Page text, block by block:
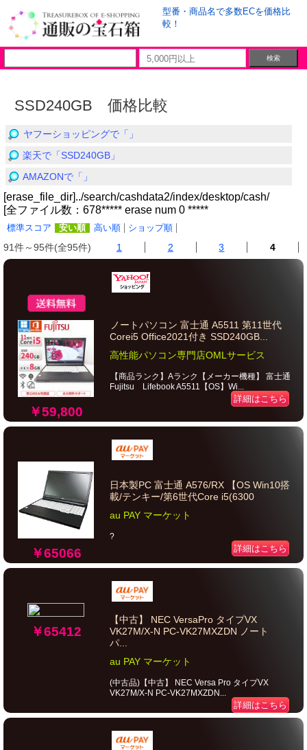
型番・商品名で多数ECを価格比
較！
SSD240GB 価格比較
ヤフーショッピングで「」
楽天で「SSD240GB」
AMAZONで「」
[erase_file_dir]../search/cashdata2/index/desktop/cash/
[全ファイル数：678***** erase num 0 *****
標準スコア 安い順 高い順 ショップ順
91件～95件(全95件) 1 2 3 4
￥59,800
ノートパソコン 富士通 A5511 第11世代
Corei5 Office2021付き SSD240GB...
高性能パソコン専門店OMLサービス
【商品ランク】Aランク【メーカー機種】 富士通
Fujitsu Lifebook A5511【OS】Wi...
詳細はこちら
￥65066
日本製PC 富士通 A576/RX 【OS Win10搭
載/テンキー/第6世代Core i5(6300
au PAY マーケット
?
詳細はこちら
￥65412
【中古】 NEC VersaPro タイプVX
VK27M/X-N PC-VK27MXZDN ノート
パ...
au PAY マーケット
(中古品)【中古】 NEC Versa Pro タイプVX
VK27M/X-N PC-VK27MXZDN...
詳細はこちら